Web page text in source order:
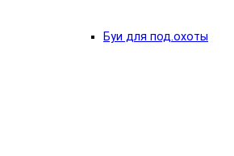
Буи для под.охоты